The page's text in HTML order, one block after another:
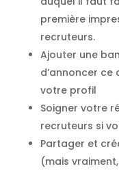
première
recruteurs.
Ajouter une
d’annoncer ce
votre profil
Soigner votre
recruteurs si
Partager et
(mais